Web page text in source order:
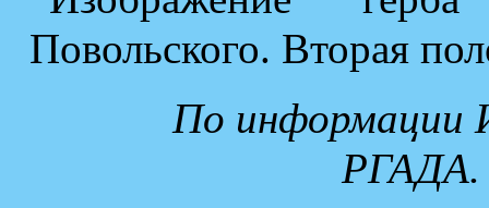
Повольского. Вторая
По информации
РГАДА.